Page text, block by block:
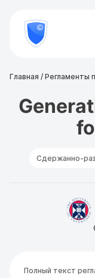
800
777-
81-Проверить
Главная / Регламенты
Сдержанно-
Полный текст